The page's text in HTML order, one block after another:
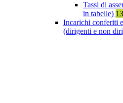
Tassi di
in tabelle) 13
Incarichi conferiti
(dirigenti e non